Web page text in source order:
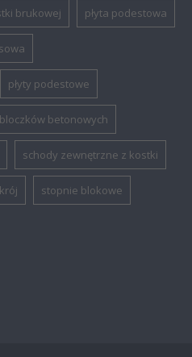
brukowej płyta podestowa
płyty podestowe
betonowych
schody zewnętrzne z kostki
stopnie blokowe